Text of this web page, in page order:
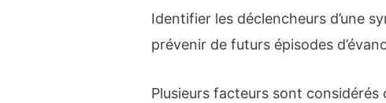
Identifier les déclencheurs d’une
prévenir de futurs épisodes
Plusieurs facteurs sont